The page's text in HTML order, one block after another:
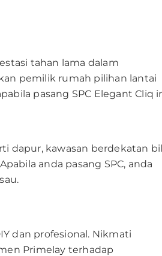
tahan lama dalam
pemilik rumah pilihan lantai
pasang SPC Elegant Cliq
dapur, kawasan berdekatan
anda pasang SPC, anda
dan profesional. Nikmati
Primelay terhadap